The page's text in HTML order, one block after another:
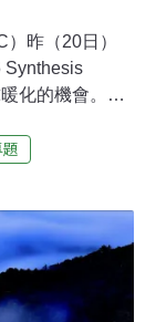
昨（20日）
Synthesis
化的機會。國
了加嚴減排目
常態 全球
10年內跨過暖
體排放，目標
年代初期完
50%的機會將